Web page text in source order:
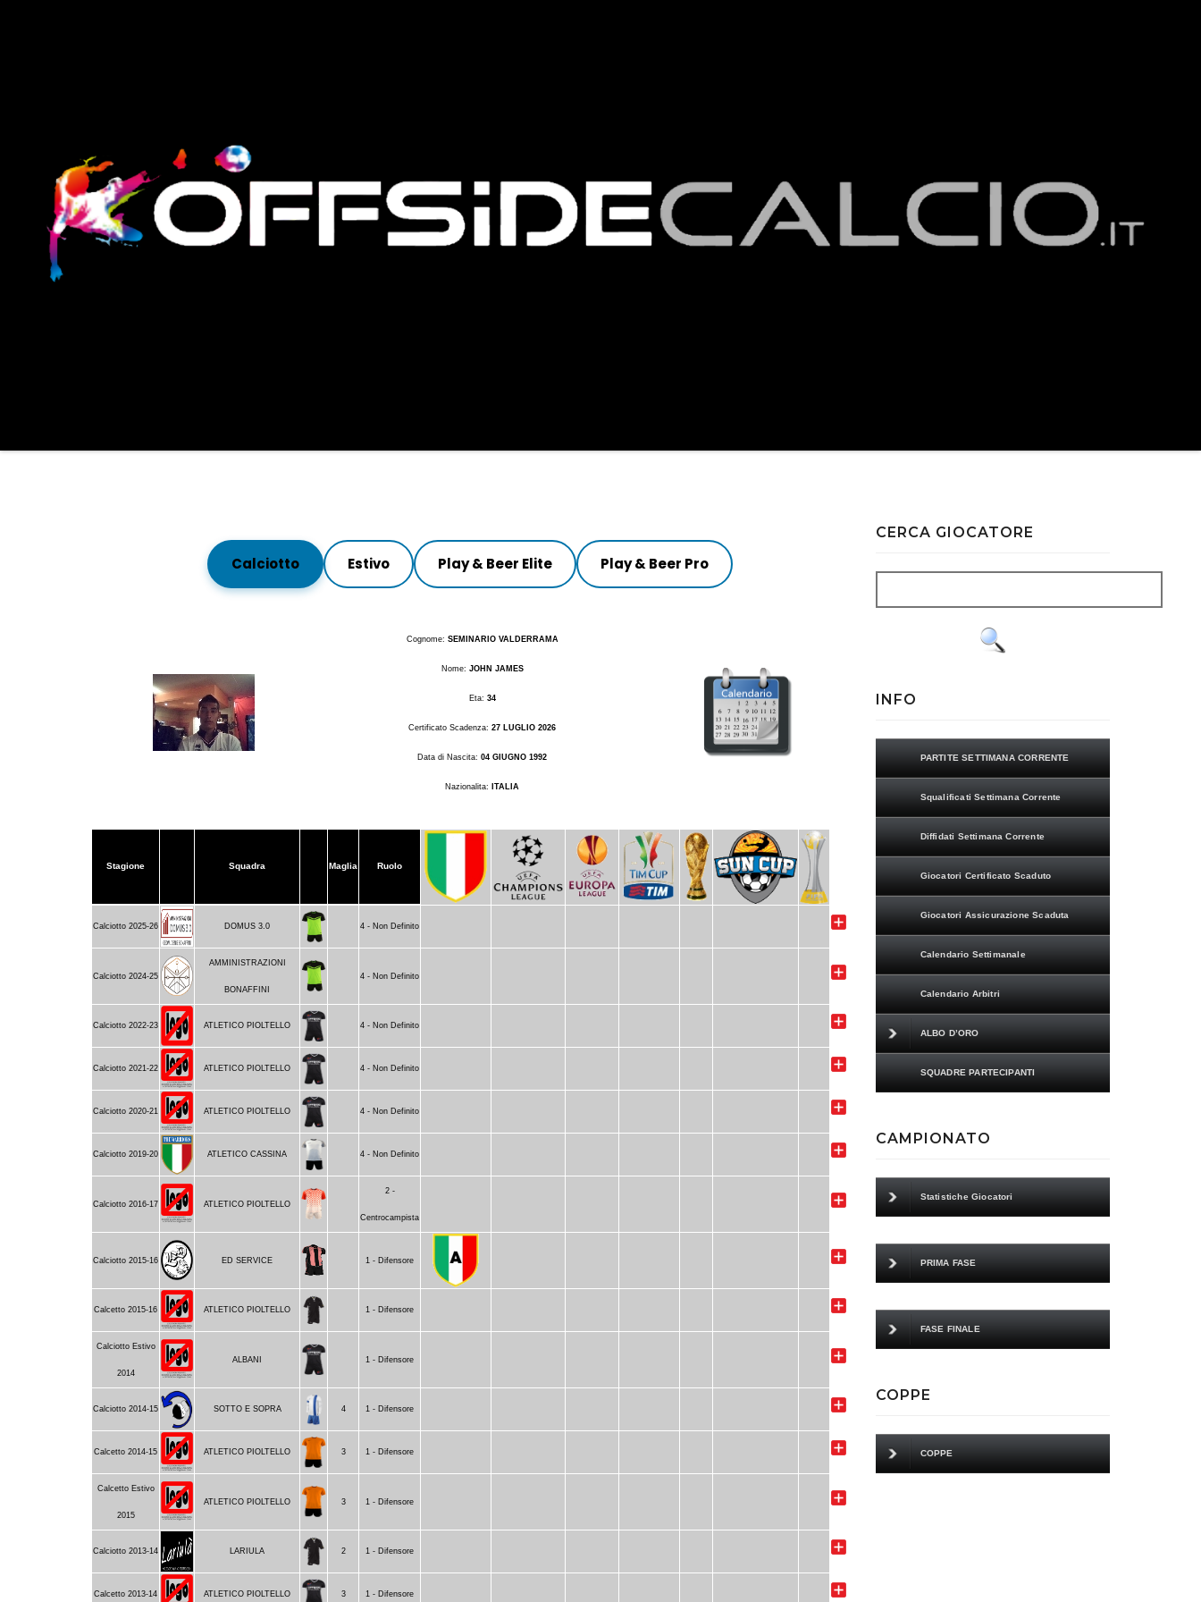
Calciotto Estivo Play & Beer Elite Play & Beer Pro
Cognome: SEMINARIO VALDERRAMA
Nome: JOHN JAMES
Eta: 34
Certificato Scadenza:27 LUGLIO 2026
Data di Nascita:04 GIUGNO 1992
Nazionalita: ITALIA
Stagione Squadra Maglia Ruolo
Calciotto 2025-26 DOMUS 3.0 4 - Non Definito
Calciotto 2024-25
AMMINISTRAZIONI
BONAFFINI
4 - Non Definito
Calciotto 2022-23 ATLETICO PIOLTELLO 4 - Non Definito
Calciotto 2021-22 ATLETICO PIOLTELLO 4 - Non Definito
Calciotto 2020-21 ATLETICO PIOLTELLO 4 - Non Definito
Calciotto 2019-20 ATLETICO CASSINA 4 - Non Definito
Calciotto 2016-17 ATLETICO PIOLTELLO
2 -
Centrocampista
Calciotto 2015-16 ED SERVICE 1 - Difensore
Calcetto 2015-16 ATLETICO PIOLTELLO 1 - Difensore
Calciotto Estivo
2014
ALBANI 1 - Difensore
Calciotto 2014-15 SOTTO E SOPRA 4 1 - Difensore
Calcetto 2014-15 ATLETICO PIOLTELLO 3 1 - Difensore
Calcetto Estivo
2015
ATLETICO PIOLTELLO 3 1 - Difensore
Calciotto 2013-14 LARIULA 2 1 - Difensore
Calcetto 2013-14 ATLETICO PIOLTELLO 3 1 - Difensore
CERCA GIOCATORE
INFO
PARTITE SETTIMANA CORRENTE
Squalificati Settimana Corrente
Diffidati Settimana Corrente
Giocatori Certificato Scaduto
Giocatori Assicurazione Scaduta
Calendario Settimanale
Calendario Arbitri
ALBO D’ORO
SQUADRE PARTECIPANTI
CAMPIONATO
Statistiche Giocatori
PRIMA FASE
FASE FINALE
COPPE
COPPE